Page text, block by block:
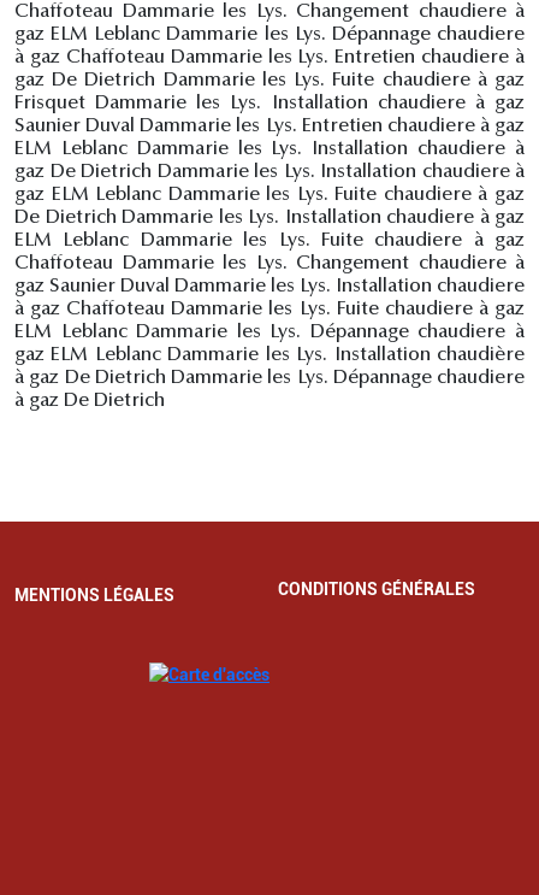
Chaffoteau Dammarie les Lys. Changement chaudiere à
gaz ELM Leblanc Dammarie les Lys. Dépannage chaudiere
à gaz Chaffoteau Dammarie les Lys. Entretien chaudiere à
gaz De Dietrich Dammarie les Lys. Fuite chaudiere à gaz
Frisquet Dammarie les Lys. Installation chaudiere à gaz
Saunier Duval Dammarie les Lys. Entretien chaudiere à gaz
ELM Leblanc Dammarie les Lys. Installation chaudiere à
gaz De Dietrich Dammarie les Lys. Installation chaudiere à
gaz ELM Leblanc Dammarie les Lys. Fuite chaudiere à gaz
De Dietrich Dammarie les Lys. Installation chaudiere à gaz
ELM Leblanc Dammarie les Lys. Fuite chaudiere à gaz
Chaffoteau Dammarie les Lys. Changement chaudiere à
gaz Saunier Duval Dammarie les Lys. Installation chaudiere
à gaz Chaffoteau Dammarie les Lys. Fuite chaudiere à gaz
ELM Leblanc Dammarie les Lys. Dépannage chaudiere à
gaz ELM Leblanc Dammarie les Lys. Installation chaudière
à gaz De Dietrich Dammarie les Lys. Dépannage chaudiere
à gaz De Dietrich
MENTIONS LÉGALES CONDITIONS GÉNÉRALES